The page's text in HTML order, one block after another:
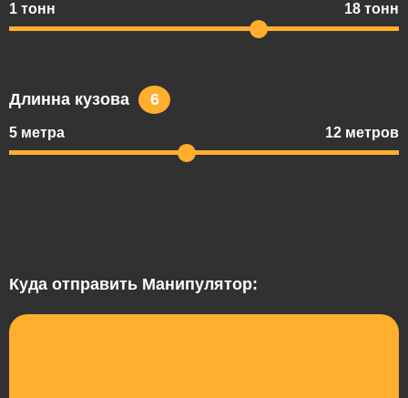
1 тонн 18 тонн
Длинна кузова 6
5 метра 12 метров
Куда отправить Манипулятор: